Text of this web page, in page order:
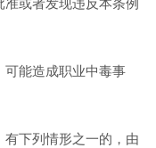
或者发现违反本条例
可能造成职业中毒事
下列情形之一的，由